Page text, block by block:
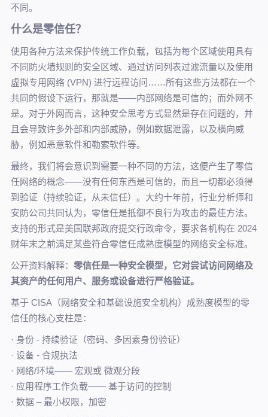
不同。
什么是零信任？
使用各种方法来保护传统工作负载，包括为每个区域使用具有
不同防火墙规则的安全区域、通过访问列表过滤流量以及使用
虚拟专用网络 (VPN) 进行远程访问……所有这些方法都在一个
共同的假设下运行，那就是——内部网络是可信的；而外网不
是。对于外网而言，这种安全思考方式显然是存在问题的，并
且会导致许多外部和内部威胁，例如数据泄露，以及横向威
胁，例如恶意软件和勒索软件等。
最终，我们将会意识到需要一种不同的方法，这便产生了零信
任网络的概念——没有任何东西是可信的，而且一切都必须得
到验证（持续验证，从未信任）。大约十年前，行业分析师和
安防公司共同认为，零信任是抵御不良行为攻击的最佳方法。
支持的形式是美国联邦政府提交行政命令，要求各机构在 2024
财年末之前满足某些符合零信任成熟度模型的网络安全标准。
公开资料解释： 零信任是一种安全模型，它对尝试访问网络及
其资产的任何用户、服务或设备进行严格验证。
基于 CISA（网络安全和基础设施安全机构）成熟度模型的零
信任的核心支柱是：
· 身份 - 持续验证（密码、多因素身份验证）
· 设备 - 合规执法
· 网络/环境—— 宏观或 微观分段
· 应用程序工作负载—— 基于访问的控制
· 数据 – 最小权限，加密